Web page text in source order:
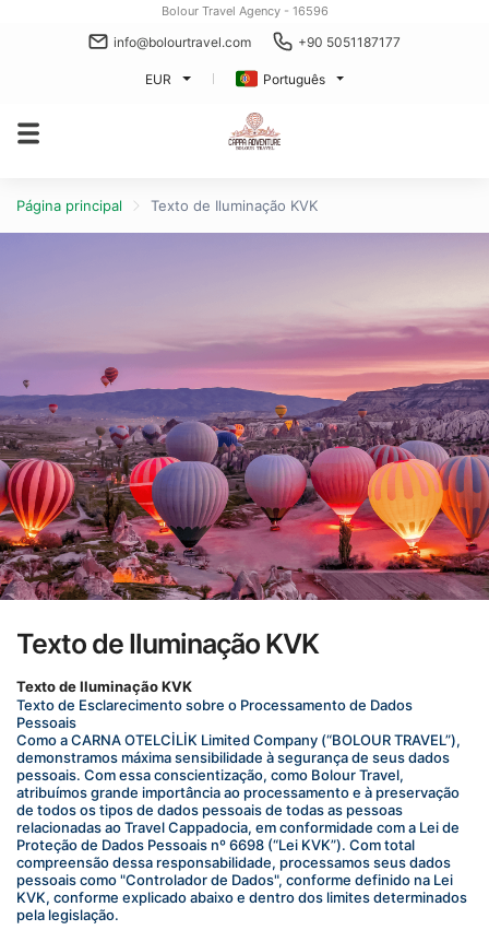
Bolour Travel Agency - 16596
info@bolourtravel.com +90 5051187177
EUR Português
Página principal Texto de Iluminação KVK
Texto de Iluminação KVK
Texto de Iluminação KVK
Texto de Esclarecimento sobre o Processamento de Dados
Pessoais
Como a CARNA OTELCİLİK Limited Company (“BOLOUR TRAVEL”),
demonstramos máxima sensibilidade à segurança de seus dados
pessoais. Com essa conscientização, como Bolour Travel,
atribuímos grande importância ao processamento e à preservação
de todos os tipos de dados pessoais de todas as pessoas
relacionadas ao Travel Cappadocia, em conformidade com a Lei de
Proteção de Dados Pessoais nº 6698 (“Lei KVK”). Com total
compreensão dessa responsabilidade, processamos seus dados
pessoais como "Controlador de Dados", conforme definido na Lei
KVK, conforme explicado abaixo e dentro dos limites determinados
pela legislação.